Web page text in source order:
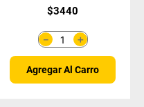
$3440
＋
－
Agregar Al Carro